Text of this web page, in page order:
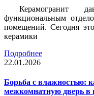
Керамогранит
функциональным
помещений. Сегодня
керамики
Подробнее
22.01.2026
Борьба с влажностью:
межкомнатную дверь в